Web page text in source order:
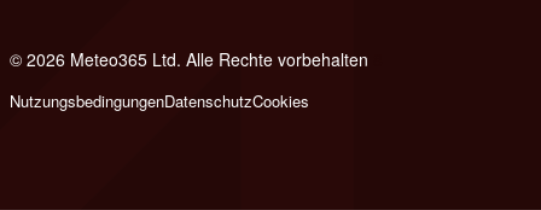
© 2026 Meteo365 Ltd. Alle Rechte vorbehalten
NutzungsbedingungenDatenschutzCookies